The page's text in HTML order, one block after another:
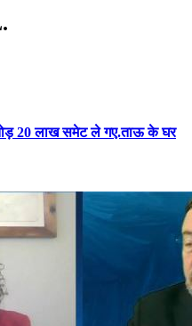
20 लाख समेट ले गए.ताऊ के घर